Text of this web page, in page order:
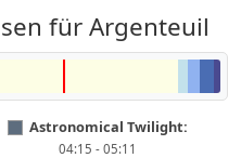
für Argenteuil
Astronomical Twilight:
04:15 - 05:11